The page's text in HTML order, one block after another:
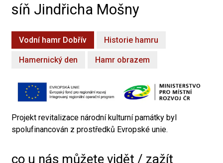
síň Jindřicha Mošny
Vodní hamr Dobřív Historie hamru
Hamernický den Hamr obrazem
Projekt revitalizace národní kulturní památky byl
spolufinancován z prostředků Evropské unie.
co u nás můžete vidět / zažít